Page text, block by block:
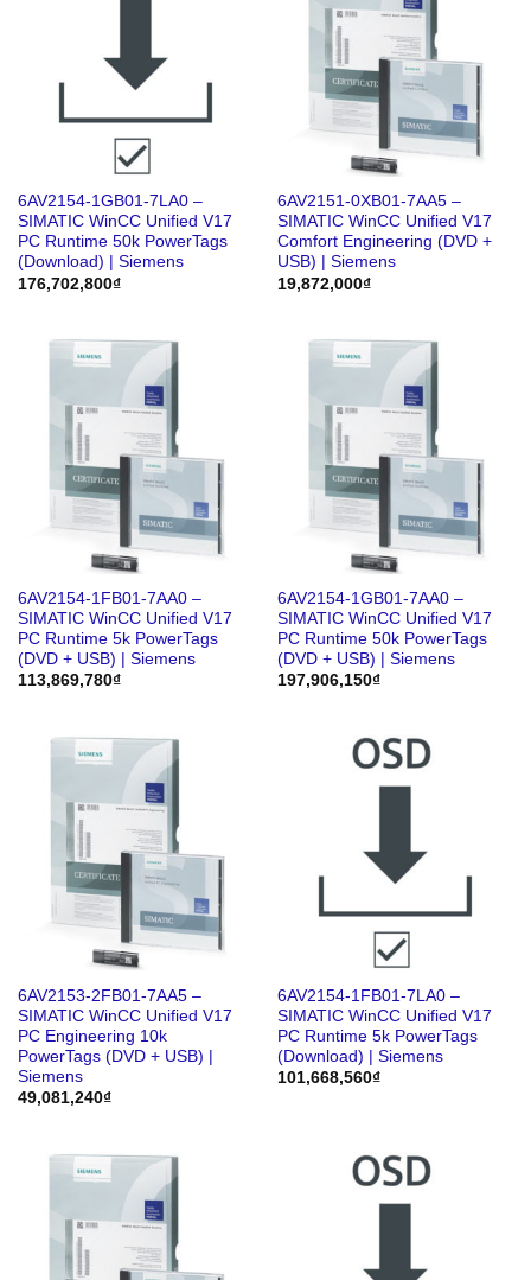
6AV2154-1GB01-7LA0 –
SIMATIC WinCC Unified V17
PC Runtime 50k PowerTags
(Download) | Siemens
176,702,800₫
6AV2151-0XB01-7AA5 –
SIMATIC WinCC Unified V17
Comfort Engineering (DVD +
USB) | Siemens
19,872,000₫
6AV2154-1FB01-7AA0 –
SIMATIC WinCC Unified V17
PC Runtime 5k PowerTags
(DVD + USB) | Siemens
113,869,780₫
6AV2154-1GB01-7AA0 –
SIMATIC WinCC Unified V17
PC Runtime 50k PowerTags
(DVD + USB) | Siemens
197,906,150₫
6AV2153-2FB01-7AA5 –
SIMATIC WinCC Unified V17
PC Engineering 10k
PowerTags (DVD + USB) |
Siemens
49,081,240₫
6AV2154-1FB01-7LA0 –
SIMATIC WinCC Unified V17
PC Runtime 5k PowerTags
(Download) | Siemens
101,668,560₫